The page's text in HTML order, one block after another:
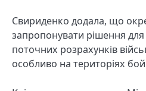
Свириденко додала, що
запропонувати рішення для
поточних розрахунків
особливо на територіях